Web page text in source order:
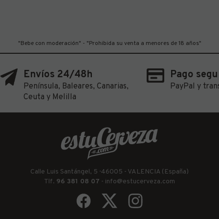
"Bebe con moderación" - "Prohibida su venta a menores de 18 años"
Envíos 24/48h
Península, Baleares, Canarias,
Ceuta y Melilla
Pago
PayPal y
Calle Luis Santángel, 5 · 46005 - VALENCIA (España)
Tlf. 96 381 08 07 - info@estucerveza.com